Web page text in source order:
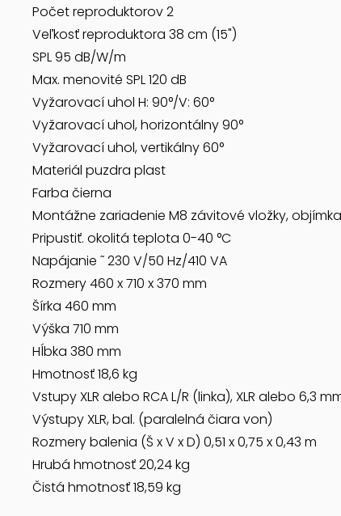
Počet reproduktorov 2
Veľkosť reproduktora 38 cm (15")
SPL 95 dB/W/m
Max. menovité SPL 120 dB
Vyžarovací uhol H: 90°/V: 60°
Vyžarovací uhol, horizontálny 90°
Vyžarovací uhol, vertikálny 60°
Materiál puzdra plast
Farba čierna
Montážne zariadenie M8 závitové vložky,
Pripustiť. okolitá teplota 0-40 °C
Napájanie ˜ 230 V/50 Hz/410 VA
Rozmery 460 x 710 x 370 mm
Šírka 460 mm
Výška 710 mm
Hĺbka 380 mm
Hmotnosť 18,6 kg
Vstupy XLR alebo RCA L/R (linka), XLR alebo 6,3
Výstupy XLR, bal. (paralelná čiara von)
Rozmery balenia (Š x V x D) 0,51 x 0,75 x 0,43 m
Hrubá hmotnosť 20,24 kg
Čistá hmotnosť 18,59 kg